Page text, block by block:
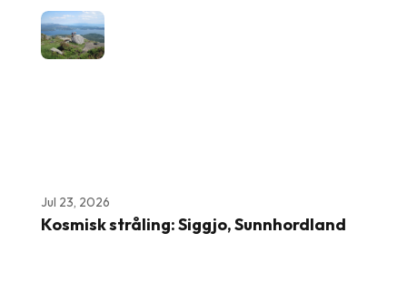
Jul 23, 2026
Kosmisk stråling: Siggjo, Sunnhordland